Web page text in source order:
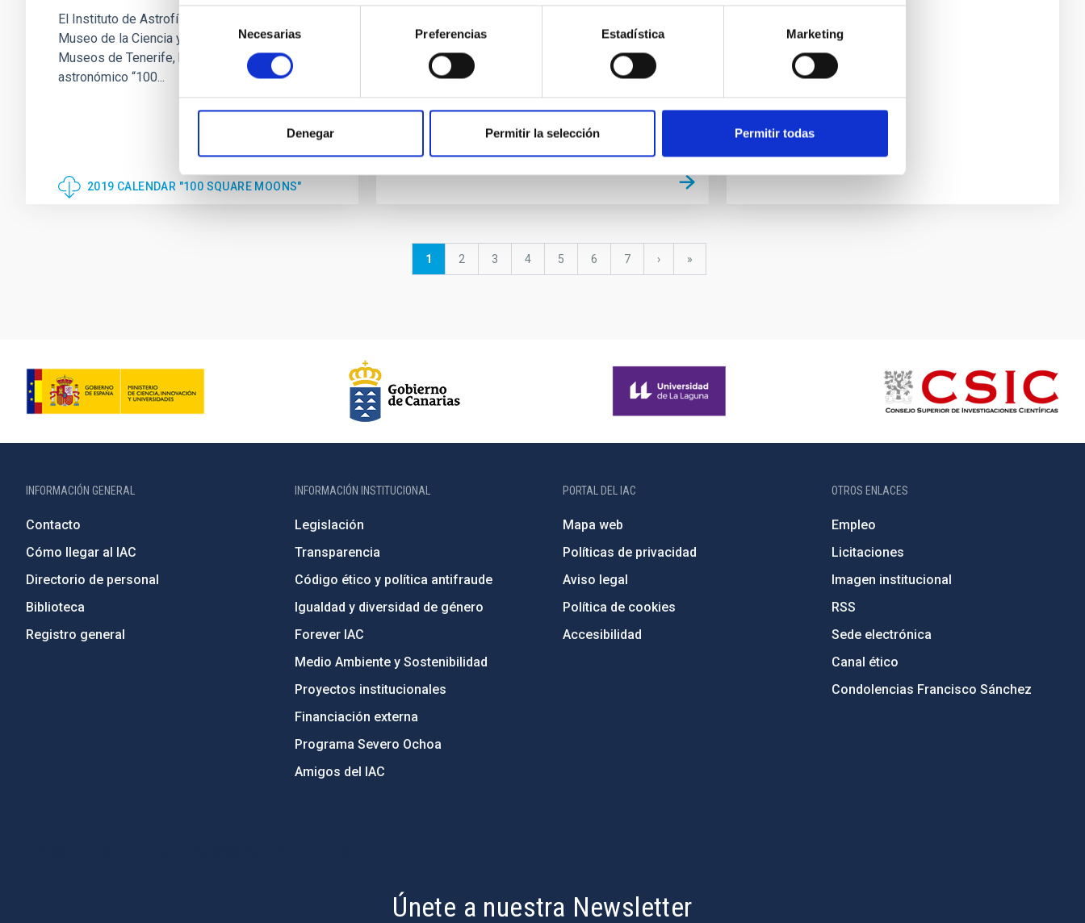
Selección
consentimiento
Necesarias Preferencias Estadística Marketing
Denegar Permitir la selección Permitir todas
El Instituto de Astrofísica de Canarias (IAC) y el
Museo de la Ciencia y el Cosmos (MCC), de
Museos de Tenerife, han editado el calendario
astronómico “100...
2019 CALENDAR "100 SQUARE MOONS"
Universo»
Mañana viernes, 22 de noviembre, a las 19
horas, en el Museo de la Ciencia y el Cosmos,
de Museos de Tenerife, tendrá lugar la charla
divulgativa “Ondas...
Página
1 Página
2 Página
3 Página
4 Página
5 Página
6 Página
7
Siguiente
›
última
»
INFORMACIÓN GENERAL
Contacto
Cómo llegar al IAC
Directorio de personal
Biblioteca
Registro general
INFORMACIÓN INSTITUCIONAL
Legislación
Transparencia
Código ético y política antifraude
Igualdad y diversidad de género
Forever IAC
Medio Ambiente y Sostenibilidad
Proyectos institucionales
Financiación externa
Programa Severo Ochoa
Amigos del IAC
PORTAL DEL IAC
Mapa web
Políticas de privacidad
Aviso legal
Política de cookies
Accesibilidad
OTROS ENLACES
Empleo
Licitaciones
Imagen institucional
RSS
Sede electrónica
Canal ético
Condolencias Francisco Sánchez
Únete a nuestra Newsletter